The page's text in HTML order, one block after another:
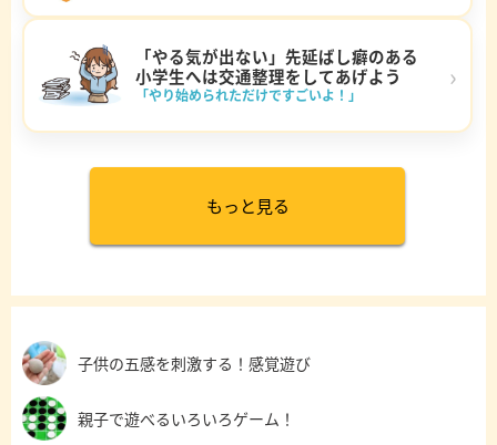
「やる気が出ない」先延ばし癖のある
小学生へは交通整理をしてあげよう
「やり始められただけですごいよ！」
›
もっと見る
子供の五感を刺激する！感覚遊び
親子で遊べるいろいろゲーム！